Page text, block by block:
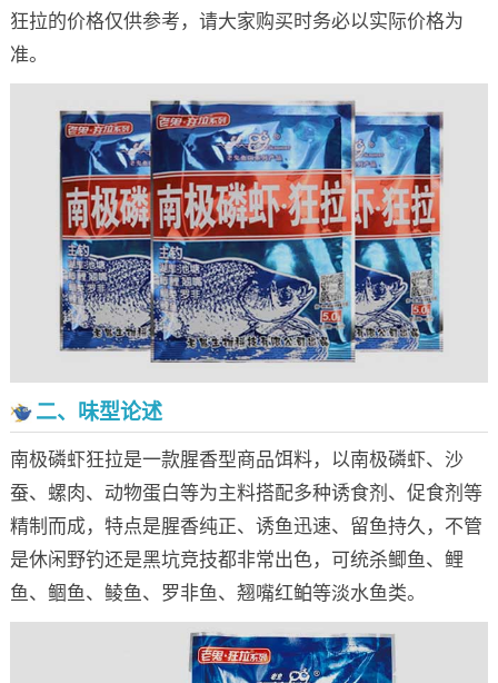
狂拉的价格仅供参考，请大家购买时务必以实际价格为
准。
二、味型论述
南极磷虾狂拉是一款腥香型商品饵料，以南极磷虾、沙
蚕、螺肉、动物蛋白等为主料搭配多种诱食剂、促食剂等
精制而成，特点是腥香纯正、诱鱼迅速、留鱼持久，不管
是休闲野钓还是黑坑竞技都非常出色，可统杀鲫鱼、鲤
鱼、鲴鱼、鲮鱼、罗非鱼、翘嘴红鲌等淡水鱼类。